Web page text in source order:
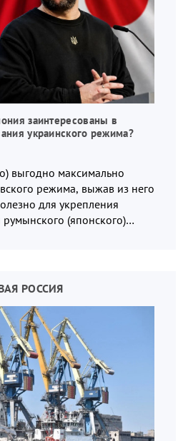
заинтересованы в
украинского режима?
выгодно максимально
режима, выжав из него
для укрепления
(японского)
РОССИЯ